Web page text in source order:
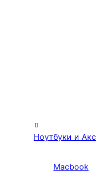
Ноутбуки и
Macbook